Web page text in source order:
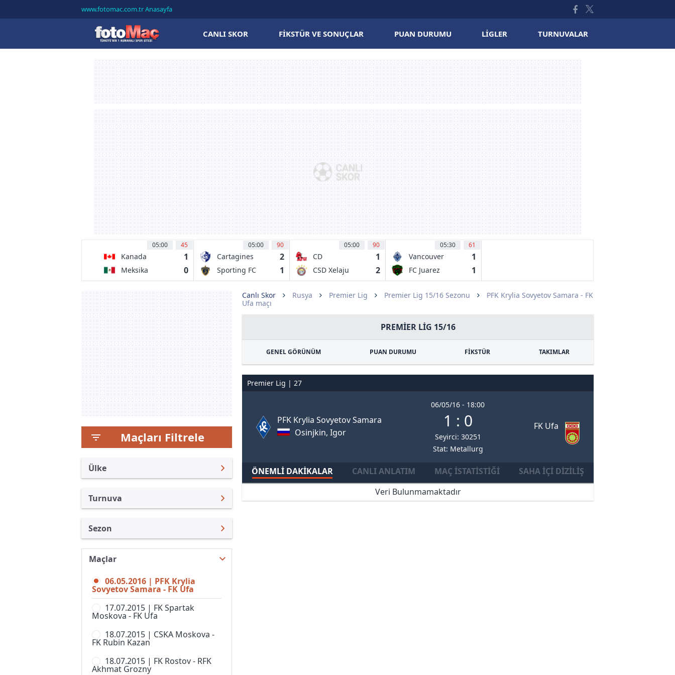
www.fotomac.com.tr Anasayfa
CANLI SKOR FIKSTÜR VE SONUÇLAR PUAN DURUMU LIGLER TURNUVALAR
05:00 45
Kanada 1
Meksika 0
05:00 90
Cartagines 2
Sporting FC 1
05:00 90
CD
Malacateco
1
CSD Xelaju
2
05:30 62'
Vancouver
Whitecaps FC
1
FC Juarez 1
Maçları Filtrele
Ülke
Rusya
Türkiye
Uluslararası
Uluslararası Kulüpler
Turkiye
İngiltere
Almanya Amatör
Fransa
Turnuva
Rusya Kupası
Süper Kupa
2. Liga, Division A
2. Liga, Division B, Grup 1
2. Liga, Division B, Grup 3
2. Liga, Division B, Grup 4
Sezon
Premier Lig 26/27
Premier Lig 25/26
Premier Lig 24/25
Premier Lig 23/24
Premier Lig 22/23
Premier Lig 21/22
Maçlar
06.05.2016 | PFK Krylia
Sovyetov Samara - FK Ufa
17.07.2015 | FK Spartak
Moskova - FK Ufa
18.07.2015 | CSKA Moskova -
FK Rubin Kazan
18.07.2015 | FK Rostov - RFK
Akhmat Grozny
Canlı Skor Rusya Premier Lig Premier Lig 15/16 Sezonu
PFK Krylia Sovyetov Samara - FK
Ufa maçı
PREMIER LIG 15/16
GENEL GÖRÜNÜM PUAN DURUMU FİKSTÜR TAKIMLAR
Premier Lig | 27
PFK Krylia Sovyetov Samara
Osinjkin, Igor
06/05/16 - 18:00
1 : 0
Seyirci: 30251
Stat: Metallurg
FK Ufa
ÖNEMLI DAKIKALAR CANLI ANLATIM MAÇ İSTATISTIĞI
SAHA İÇI DIZILIŞ
Veri Bulunmamaktadır